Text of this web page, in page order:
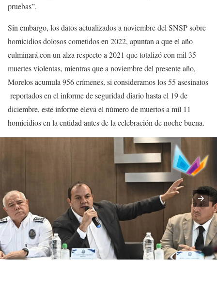
pruebas”.
Sin embargo, los datos actualizados a noviembre del SNSP sobre
homicidios dolosos cometidos en 2022, apuntan a que el año
culminará con un alza respecto a 2021 que totalizó con mil 35
muertes violentas, mientras que a noviembre del presente año,
Morelos acumula 956 crímenes, si consideramos los 55 asesinatos
reportados en el informe de seguridad diario hasta el 19 de
diciembre, este informe eleva el número de muertos a mil 11
homicidios en la entidad antes de la celebración de noche buena.